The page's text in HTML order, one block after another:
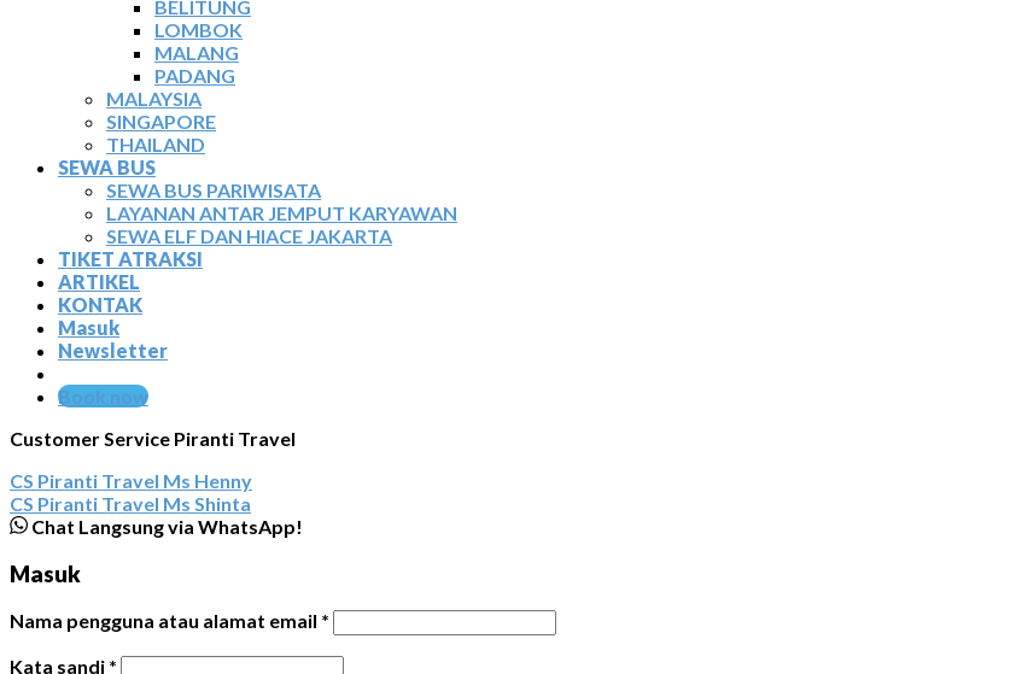
BELITUNG
LOMBOK
MALANG
PADANG
MALAYSIA
SINGAPORE
THAILAND
SEWA BUS
SEWA BUS PARIWISATA
LAYANAN ANTAR JEMPUT KARYAWAN
SEWA ELF DAN HIACE JAKARTA
TIKET ATRAKSI
ARTIKEL
KONTAK
Masuk
Newsletter
Book now
Customer Service Piranti Travel
CS Piranti Travel Ms Henny
CS Piranti Travel Ms Shinta
Chat Langsung via WhatsApp!
Masuk
Nama pengguna atau alamat email *
Kata sandi *